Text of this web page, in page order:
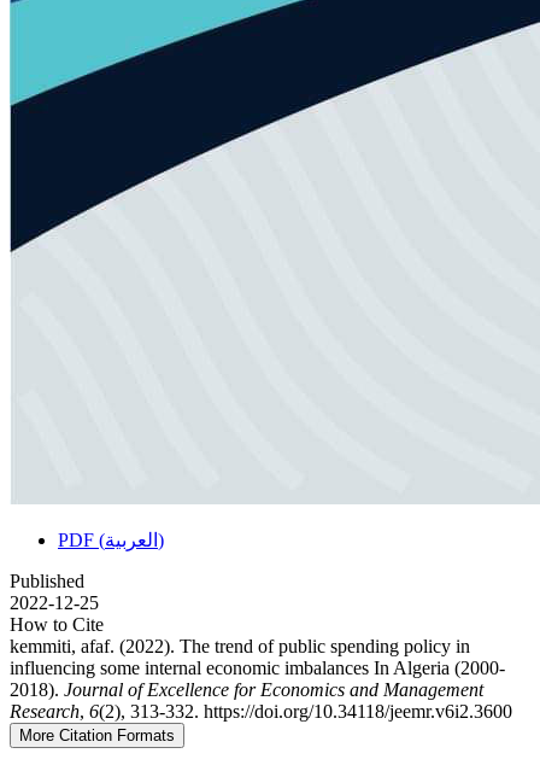
PDF (العربية)
Published
2022-12-25
How to Cite
kemmiti, afaf. (2022). The trend of public spending policy in
influencing some internal economic imbalances In Algeria (2000-
2018). Journal of Excellence for Economics and Management
Research, 6(2), 313-332. https://doi.org/10.34118/jeemr.v6i2.3600
More Citation Formats